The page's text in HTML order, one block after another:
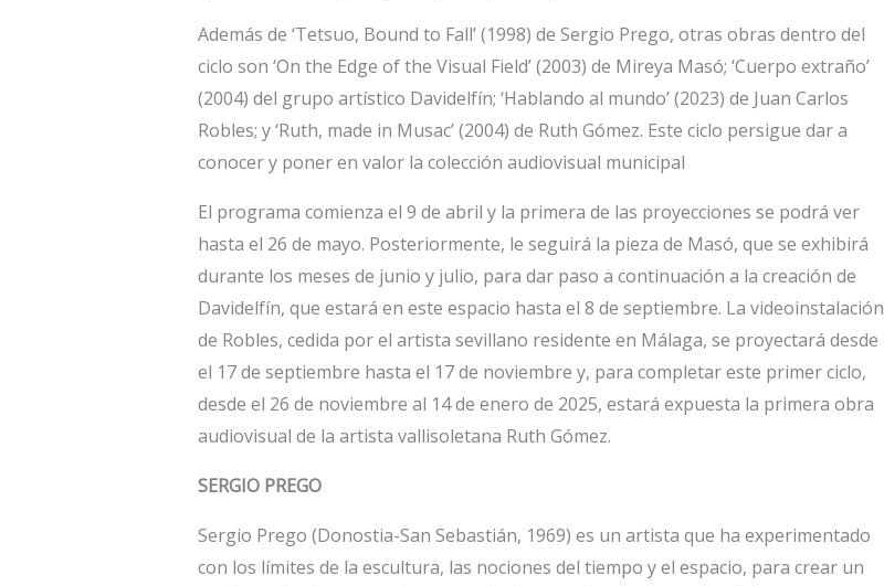
Además de ‘Tetsuo, Bound to Fall’ (1998) de Sergio Prego, otras obras dentro del
ciclo son ‘On the Edge of the Visual Field’ (2003) de Mireya Masó; ‘Cuerpo extraño’
(2004) del grupo artístico Davidelfín; ‘Hablando al mundo’ (2023) de Juan Carlos
Robles; y ‘Ruth, made in Musac’ (2004) de Ruth Gómez. Este ciclo persigue dar a
conocer y poner en valor la colección audiovisual municipal
El programa comienza el 9 de abril y la primera de las proyecciones se podrá ver
hasta el 26 de mayo. Posteriormente, le seguirá la pieza de Masó, que se exhibirá
durante los meses de junio y julio, para dar paso a continuación a la creación de
Davidelfín, que estará en este espacio hasta el 8 de septiembre. La videoinstalación
de Robles, cedida por el artista sevillano residente en Málaga, se proyectará desde
el 17 de septiembre hasta el 17 de noviembre y, para completar este primer ciclo,
desde el 26 de noviembre al 14 de enero de 2025, estará expuesta la primera obra
audiovisual de la artista vallisoletana Ruth Gómez.
SERGIO PREGO
Sergio Prego (Donostia-San Sebastián, 1969) es un artista que ha experimentado
con los límites de la escultura, las nociones del tiempo y el espacio, para crear un